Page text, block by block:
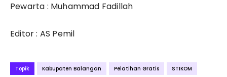
Pewarta : Muhammad Fadillah
Editor : AS Pemil
Topik Kabupaten Balangan Pelatihan Gratis STIKOM